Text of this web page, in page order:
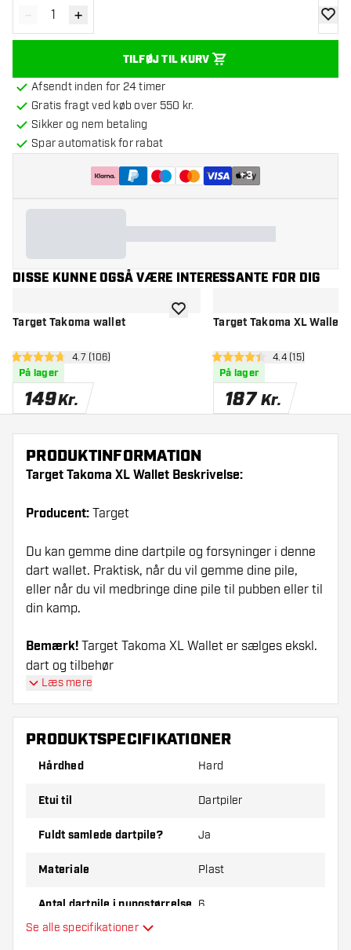
Reducér antal
- Øg antal
+
TILFØJ TIL KURV
Afsendt inden for 24 timer
Gratis fragt ved køb over 550 kr.
Sikker og nem betaling
Spar automatisk for rabat
+3
DISSE KUNNE OGSÅ VÆRE INTERESSANTE FOR DIG
Target Takoma wallet
åbn anmeldelsespanel
4.7 bedømmelsesstjerner
4.7 (106)
På lager
149Kr.
tilføje til ønskeliste
Target Takoma XL Wallet
åbn
4.4 bedømmelsesstjerner
4.4 (15)
På lager
187 Kr.
PRODUKTINFORMATION
Target Takoma XL Wallet Beskrivelse:
Producent: Target
Du kan gemme dine dartpile og forsyninger i denne
dart wallet. Praktisk, når du vil gemme dine pile,
eller når du vil medbringe dine pile til pubben eller til
din kamp.
Bemærk! Target Takoma XL Wallet er sælges ekskl.
dart og tilbehør
Læs mere
PRODUKTSPECIFIKATIONER
Hårdhed Hard
Etui til Dartpiler
Fuldt samlede dartpile? Ja
Materiale Plast
Antal dartpile i pungstørrelse 6
Se alle specifikationer